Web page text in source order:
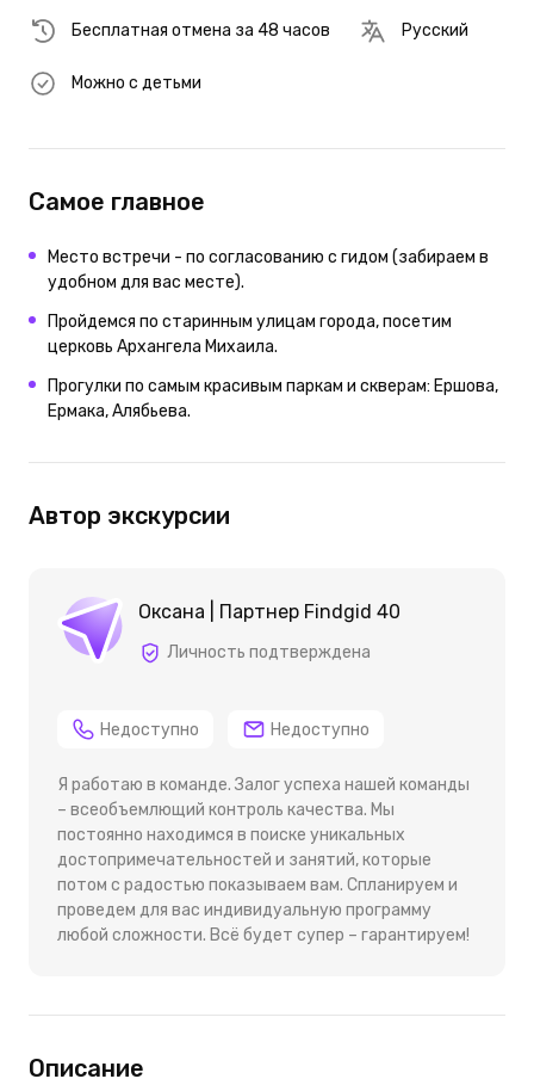
Бесплатная отмена за 48 часов Русский
Можно с детьми
Самое главное
Место встречи - по согласованию с гидом (забираем в
удобном для вас месте).
Пройдемся по старинным улицам города, посетим
церковь Архангела Михаила.
Прогулки по самым красивым паркам и скверам: Ершова,
Ермака, Алябьева.
Автор экскурсии
Оксана | Партнер Findgid 40
Личность подтверждена
Недоступно Недоступно
Я работаю в команде. Залог успеха нашей команды
– всеобъемлющий контроль качества. Мы
постоянно находимся в поиске уникальных
достопримечательностей и занятий, которые
потом с радостью показываем вам. Спланируем и
проведем для вас индивидуальную программу
любой сложности. Всё будет супер – гарантируем!
Описание